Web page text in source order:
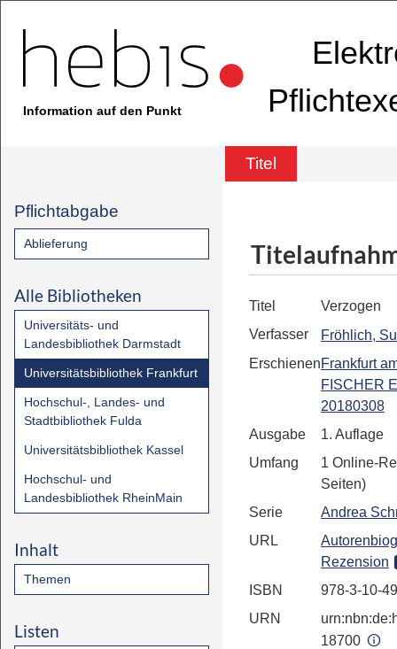
Information auf den Punkt
Titel
Pflichtabgabe
Ablieferung
Alle Bibliotheken
Universitäts- und
Landesbibliothek Darmstadt
Universitätsbibliothek Frankfurt
Hochschul-, Landes- und
Stadtbibliothek Fulda
Universitätsbibliothek Kassel
Hochschul- und
Landesbibliothek RheinMain
Inhalt
Themen
Listen
Titel
Verzogen
Verfasser
Fröhlich,
ErschienenFrankfurt
FISCHER
20180308
Ausgabe
1. Auflage
Umfang
1 Online-
Seiten)
Serie
Andrea
URL
Rezension
ISBN
978-3-10-
URN
18700